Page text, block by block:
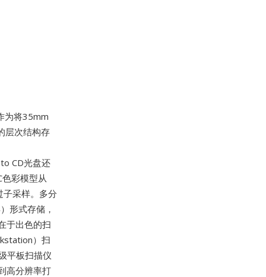
为将35mm
层次结构存
CD光盘还
彩模型从
子采样。多分
形式存储，
于出色的扫
）扫
平板扫描仪
高分辨率打